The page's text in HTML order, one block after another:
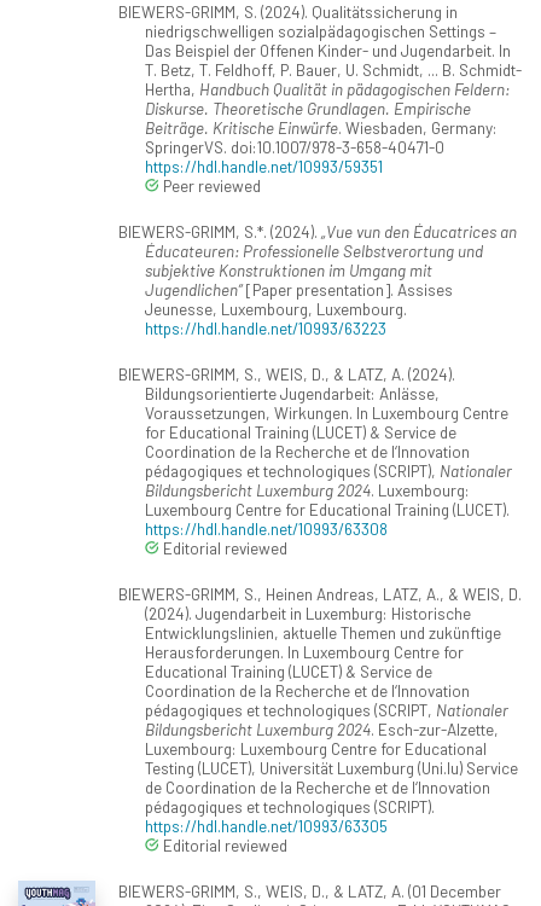
BIEWERS-GRIMM, S. (2024). Qualitätssicherung in
niedrigschwelligen sozialpädagogischen Settings –
Das Beispiel der Offenen Kinder- und Jugendarbeit. In
T. Betz, T. Feldhoff, P. Bauer, U. Schmidt, ... B. Schmidt-
Hertha, Handbuch Qualität in pädagogischen Feldern:
Diskurse. Theoretische Grundlagen. Empirische
Beiträge. Kritische Einwürfe. Wiesbaden, Germany:
SpringerVS. doi:10.1007/978-3-658-40471-0
https://hdl.handle.net/10993/59351
Peer reviewed
BIEWERS-GRIMM, S.*. (2024). „Vue vun den Éducatrices an
Éducateuren: Professionelle Selbstverortung und
subjektive Konstruktionen im Umgang mit
Jugendlichen“[Paper presentation]. Assises
Jeunesse, Luxembourg, Luxembourg.
https://hdl.handle.net/10993/63223
BIEWERS-GRIMM, S., WEIS, D., & LATZ, A. (2024).
Bildungsorientierte Jugendarbeit: Anlässe,
Voraussetzungen, Wirkungen. In Luxembourg Centre
for Educational Training (LUCET) & Service de
Coordination de la Recherche et de l‘Innovation
pédagogiques et technologiques (SCRIPT), Nationaler
Bildungsbericht Luxemburg 2024. Luxembourg:
Luxembourg Centre for Educational Training (LUCET).
https://hdl.handle.net/10993/63308
Editorial reviewed
BIEWERS-GRIMM, S., Heinen Andreas, LATZ, A., & WEIS, D.
(2024). Jugendarbeit in Luxemburg: Historische
Entwicklungslinien, aktuelle Themen und zukünftige
Herausforderungen. In Luxembourg Centre for
Educational Training (LUCET) & Service de
Coordination de la Recherche et de l‘Innovation
pédagogiques et technologiques (SCRIPT, Nationaler
Bildungsbericht Luxemburg 2024. Esch-zur-Alzette,
Luxembourg: Luxembourg Centre for Educational
Testing (LUCET), Universität Luxemburg (Uni.lu) Service
de Coordination de la Recherche et de l‘Innovation
pédagogiques et technologiques (SCRIPT).
https://hdl.handle.net/10993/63305
Editorial reviewed
BIEWERS-GRIMM, S., WEIS, D., & LATZ, A. (01 December